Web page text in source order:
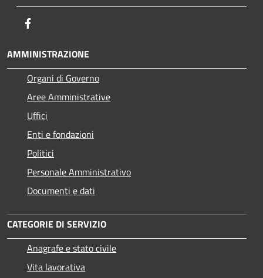
AMMINISTRAZIONE
Organi di Governo
Aree Amministrative
Uffici
Enti e fondazioni
Politici
Personale Amministrativo
Documenti e dati
CATEGORIE DI SERVIZIO
Anagrafe e stato civile
Vita lavorativa